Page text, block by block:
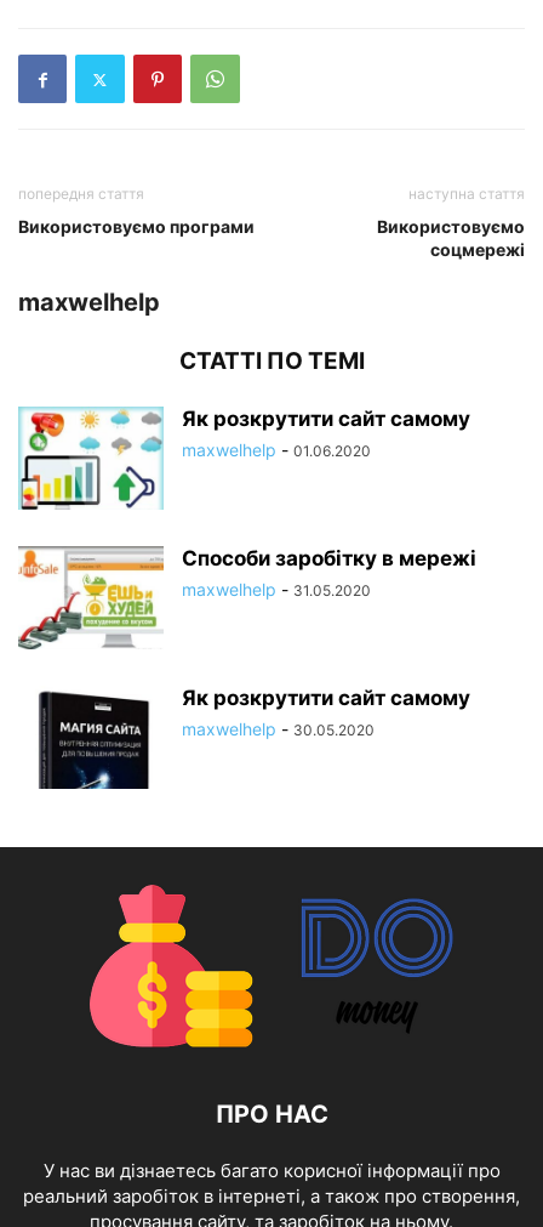
попередня стаття
Використовуємо програми
наступна стаття
Використовуємо
соцмережі
maxwelhelp
СТАТТІ ПО ТЕМІ
Як розкрутити сайт самому
maxwelhelp - 01.06.2020
Способи заробітку в мережі
maxwelhelp - 31.05.2020
Як розкрутити сайт самому
maxwelhelp - 30.05.2020
ПРО НАС
У нас ви дізнаетесь багато корисної інформації про
реальний заробіток в інтернеті, а також про створення,
просування сайту, та заробіток на ньому.